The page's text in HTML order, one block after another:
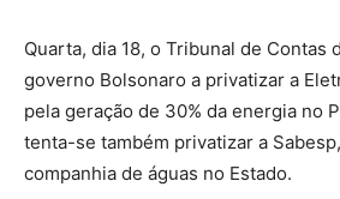
Quarta, dia 18, o Tribunal de Contas
governo Bolsonaro a privatizar a
pela geração de 30% da energia no
tenta-se também privatizar a
companhia de águas no Estado.